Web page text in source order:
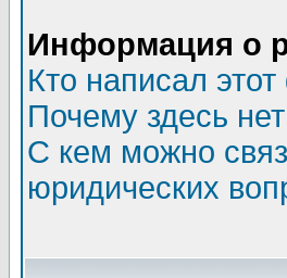
Информация о
Кто написал
Почему здесь
С кем можно
юридических